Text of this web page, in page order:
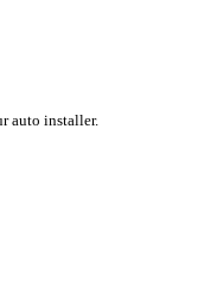
auto installer.